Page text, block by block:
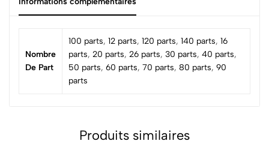
Nombre
De Part
100 parts, 12 parts, 120 parts, 140 parts, 16
parts, 20 parts, 26 parts, 30 parts, 40 parts,
50 parts, 60 parts, 70 parts, 80 parts, 90
parts
Produits similaires